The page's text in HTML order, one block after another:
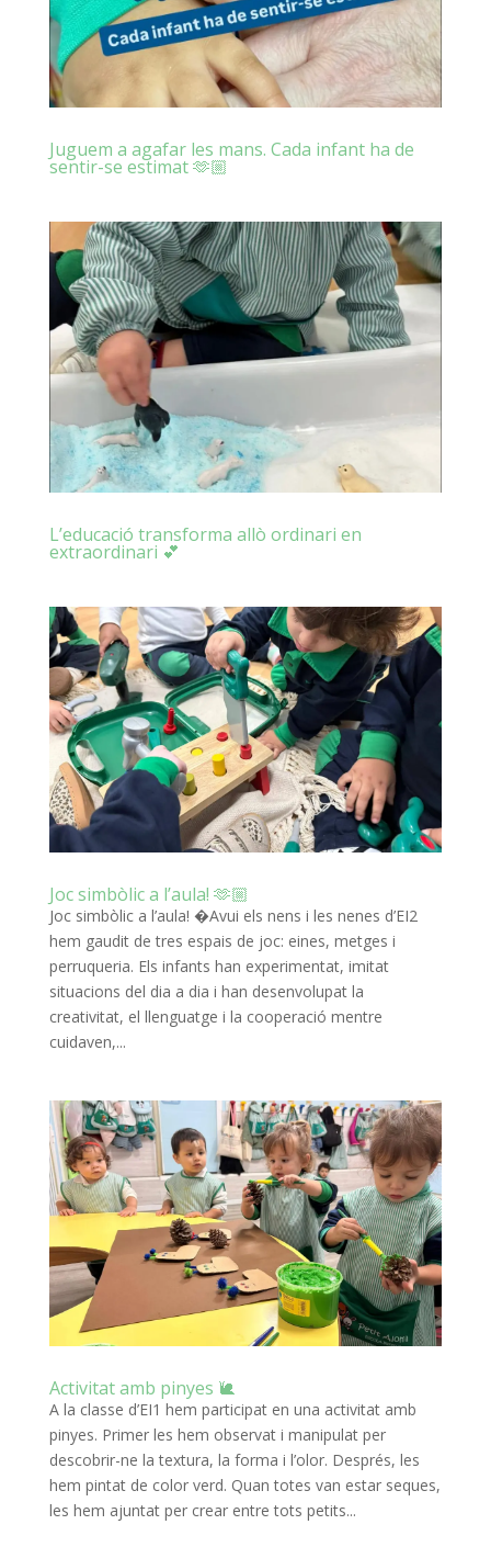
Juguem a agafar les mans. Cada infant ha de
sentir-se estimat 🫶🏼
L’educació transforma allò ordinari en
extraordinari 💕
Joc simbòlic a l’aula! 🫶🏼
Joc simbòlic a l’aula! �Avui els nens i les nenes d’EI2
hem gaudit de tres espais de joc: eines, metges i
perruqueria. Els infants han experimentat, imitat
situacions del dia a dia i han desenvolupat la
creativitat, el llenguatge i la cooperació mentre
cuidaven,...
Activitat amb pinyes 🐌
A la classe d’EI1 hem participat en una activitat amb
pinyes. Primer les hem observat i manipulat per
descobrir-ne la textura, la forma i l’olor. Després, les
hem pintat de color verd. Quan totes van estar seques,
les hem ajuntat per crear entre tots petits...